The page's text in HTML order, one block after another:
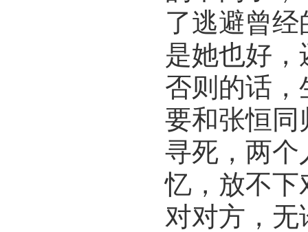
了逃避曾
是她也好
否则的话
要和张恒同
寻死，两个
忆，放不下
对对方，